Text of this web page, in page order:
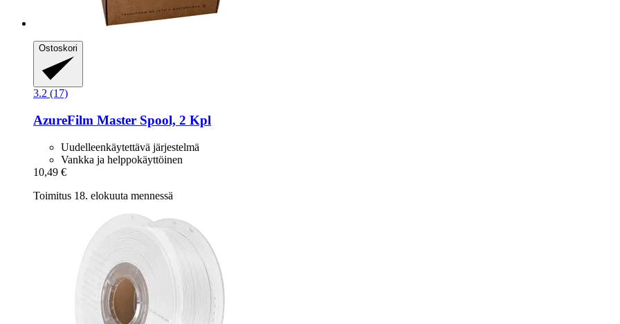
Ostoskori
3.2 (17)
AzureFilm Master Spool, 2 Kpl
Uudelleenkäytettävä järjestelmä
Vankka ja helppokäyttöinen
10,49 €
Toimitus 18. elokuuta mennessä